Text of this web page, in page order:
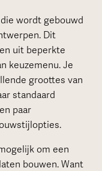
wordt gebouwd
Dit
uit beperkte
keuzemenu. Je
groottes van
standaard
paar
om een
bouwen. Want